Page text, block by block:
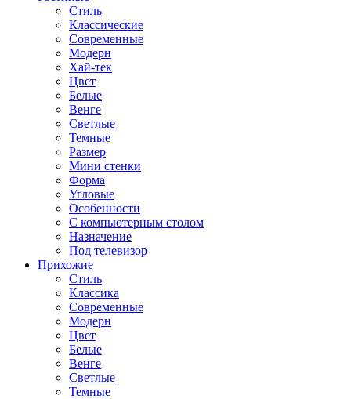
Стиль
Классические
Современные
Модерн
Хай-тек
Цвет
Белые
Венге
Светлые
Темные
Размер
Мини стенки
Форма
Угловые
Особенности
С компьютерным столом
Назначение
Под телевизор
Прихожие
Стиль
Классика
Современные
Модерн
Цвет
Белые
Венге
Светлые
Темные